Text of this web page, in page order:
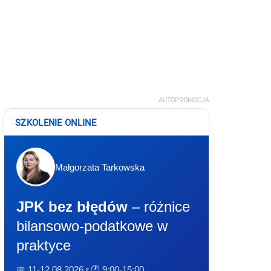
AUTOPROMOCJA
SZKOLENIE ONLINE
Małgorzata Tarkowska
JPK bez błędów – różnice
bilansowo-podatkowe w
praktyce